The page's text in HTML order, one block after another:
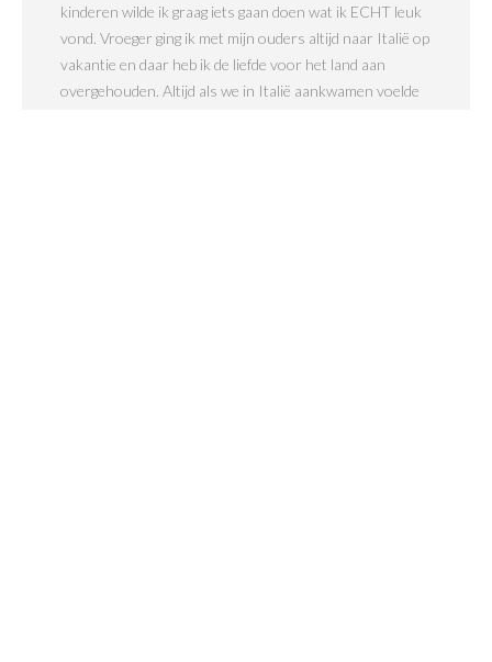
kinderen wilde ik graag iets gaan doen wat ik ECHT leuk
vond. Vroeger ging ik met mijn ouders altijd naar Italië op
vakantie en daar heb ik de liefde voor het land aan
overgehouden. Altijd als we in Italië aankwamen voelde